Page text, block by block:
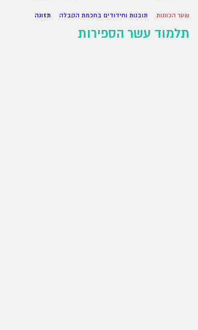
שער הכוונות תובנות וחידודים בחכמת הקבלה תזונה
תלמוד עשר הספירות